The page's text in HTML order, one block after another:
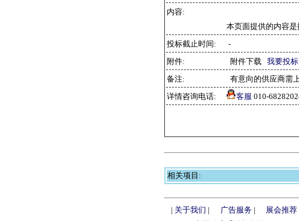
内容:
本页面提供的内容
投标截止时间:
-
附件:
附件下载 我要投标
备注:
有意向的供应商需
详情咨询电话:
客服 010-
相关项目:
| 关于我们 | 广告服务| 展会推荐